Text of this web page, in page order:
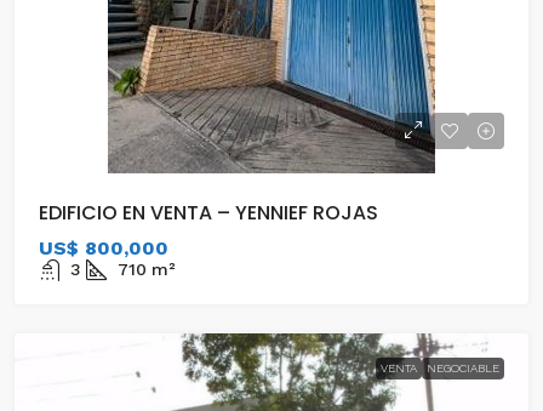
EDIFICIO EN VENTA – YENNIEF ROJAS
US$ 800,000
3 710 m²
VENTA NEGOCIABLE